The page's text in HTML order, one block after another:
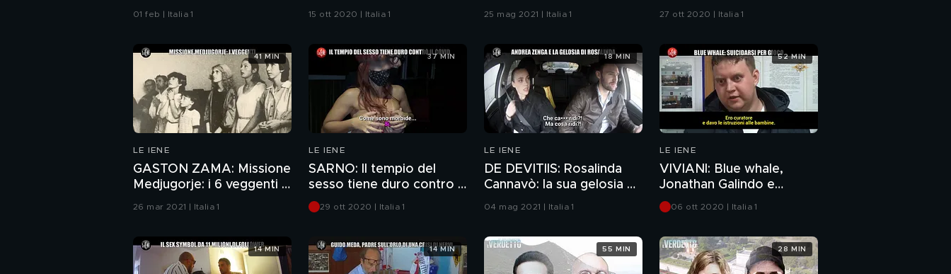
01 feb | Italia 1
planner manda a monte
15 ott 2020 | Italia 1
Lo scherzo hot alla star di
25 mag 2021 | Italia 1
la compagna e rimane
27 ott 2020 | Italia 1
LE IENE
GASTON ZAMA: Missione
Medjugorje: i 6 veggenti e
il loro rapporto con il
26 mar 2021 | Italia 1
41 MIN
LE IENE
SARNO: Il tempio del
sesso tiene duro contro il
coronavirus
29 ott 2020 | Italia 1
37 MIN
LE IENE
DE DEVITIIS: Rosalinda
Cannavò: la sua gelosia e
lo scherzo di Andrea
04 mag 2021 | Italia 1
18 MIN
LE IENE
VIVIANI: Blue whale,
Jonathan Galindo e
Blackout challenge, i
pericoli della rete
06 ott 2020 | Italia 1
52 MIN
14 MIN 14 MIN 55 MIN 28 MIN